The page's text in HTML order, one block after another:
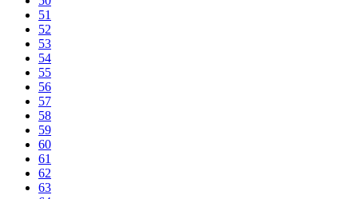
51
52
53
54
55
56
57
58
59
60
61
62
63